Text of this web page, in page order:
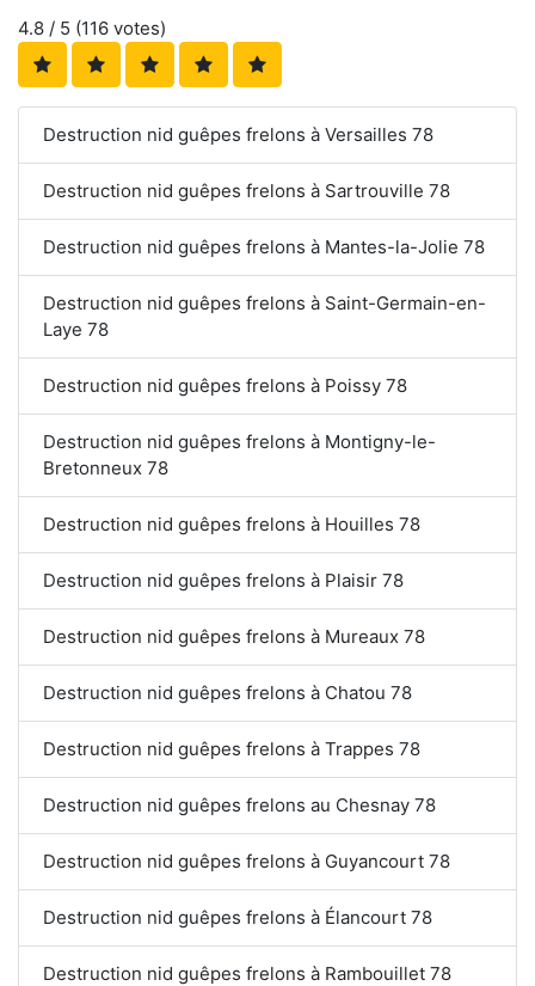
4.8 / 5 (116 votes)
Destruction nid guêpes frelons à Versailles 78
Destruction nid guêpes frelons à Sartrouville 78
Destruction nid guêpes frelons à Mantes-la-Jolie 78
Destruction nid guêpes frelons à Saint-Germain-en-
Laye 78
Destruction nid guêpes frelons à Poissy 78
Destruction nid guêpes frelons à Montigny-le-
Bretonneux 78
Destruction nid guêpes frelons à Houilles 78
Destruction nid guêpes frelons à Plaisir 78
Destruction nid guêpes frelons à Mureaux 78
Destruction nid guêpes frelons à Chatou 78
Destruction nid guêpes frelons à Trappes 78
Destruction nid guêpes frelons au Chesnay 78
Destruction nid guêpes frelons à Guyancourt 78
Destruction nid guêpes frelons à Élancourt 78
Destruction nid guêpes frelons à Rambouillet 78